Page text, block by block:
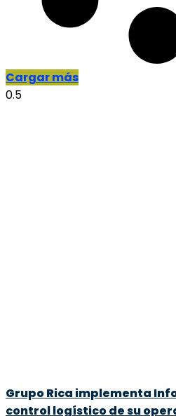
Cargar más
Grupo Rica implementa
control logístico de su